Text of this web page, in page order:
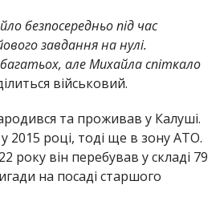
безпосередньо під час
завдання на нулі.
але Михайла спіткало
військовий.
та проживав у Калуші.
2015 році, тоді ще в зону АТО.
року він перебував у складі 79
на посаді старшого